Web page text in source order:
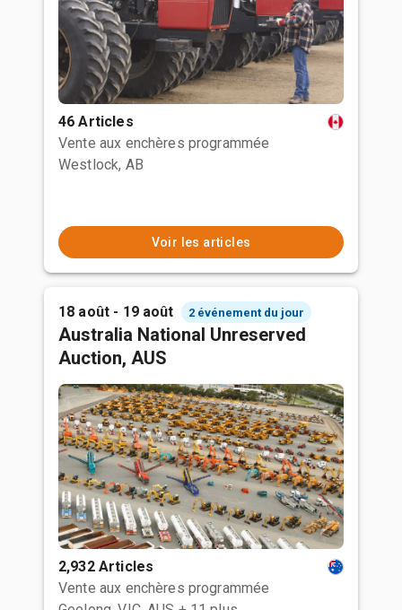
46 Articles
Vente aux enchères programmée
Westlock, AB
Voir les articles
18 août - 19 août 2 événement du jour
Australia National Unreserved
Auction, AUS
2,932 Articles
Vente aux enchères programmée